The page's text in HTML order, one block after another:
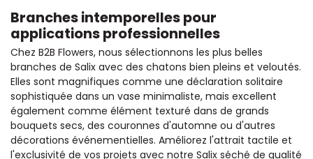
Branches intemporelles pour
applications professionnelles
Chez B2B Flowers, nous sélectionnons les plus belles
branches de Salix avec des chatons bien pleins et veloutés.
Elles sont magnifiques comme une déclaration solitaire
sophistiquée dans un vase minimaliste, mais excellent
également comme élément texturé dans de grands
bouquets secs, des couronnes d'automne ou d'autres
décorations événementielles. Améliorez l'attrait tactile et
l'exclusivité de vos projets avec notre Salix séché de qualité